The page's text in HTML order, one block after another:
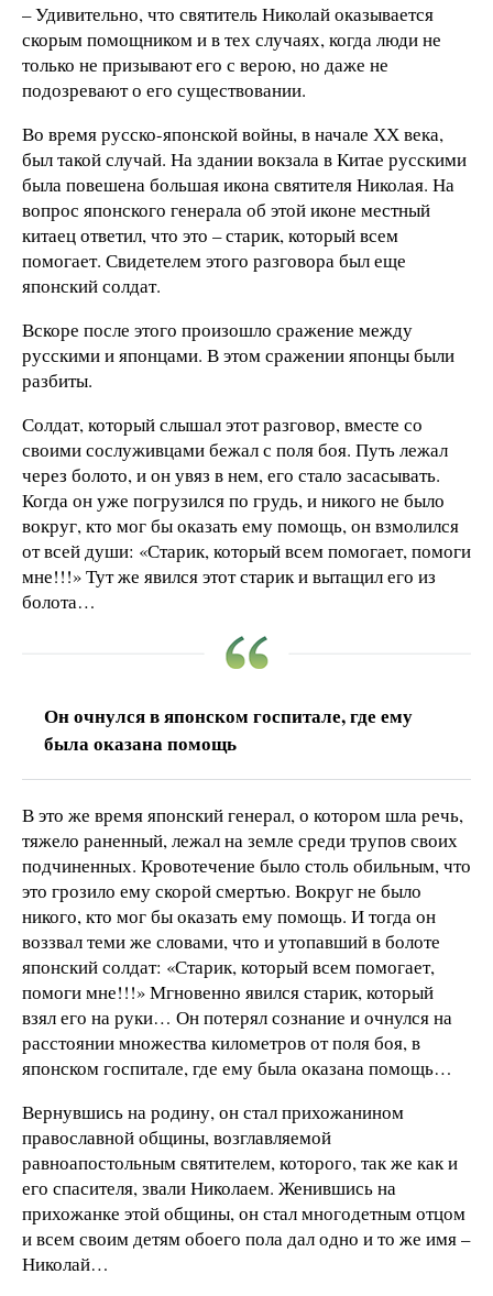
– Удивительно, что святитель Николай оказывается
скорым помощником и в тех случаях, когда люди не
только не призывают его с верою, но даже не
подозревают о его существовании.
Во время русско-японской войны, в начале ХХ века,
был такой случай. На здании вокзала в Китае русскими
была повешена большая икона святителя Николая. На
вопрос японского генерала об этой иконе местный
китаец ответил, что это – старик, который всем
помогает. Свидетелем этого разговора был еще
японский солдат.
Вскоре после этого произошло сражение между
русскими и японцами. В этом сражении японцы были
разбиты.
Солдат, который слышал этот разговор, вместе со
своими сослуживцами бежал с поля боя. Путь лежал
через болото, и он увяз в нем, его стало засасывать.
Когда он уже погрузился по грудь, и никого не было
вокруг, кто мог бы оказать ему помощь, он взмолился
от всей души: «Старик, который всем помогает, помоги
мне!!!» Тут же явился этот старик и вытащил его из
болота…
Он очнулся в японском госпитале, где ему
была оказана помощь
В это же время японский генерал, о котором шла речь,
тяжело раненный, лежал на земле среди трупов своих
подчиненных. Кровотечение было столь обильным, что
это грозило ему скорой смертью. Вокруг не было
никого, кто мог бы оказать ему помощь. И тогда он
воззвал теми же словами, что и утопавший в болоте
японский солдат: «Старик, который всем помогает,
помоги мне!!!» Мгновенно явился старик, который
взял его на руки… Он потерял сознание и очнулся на
расстоянии множества километров от поля боя, в
японском госпитале, где ему была оказана помощь…
Вернувшись на родину, он стал прихожанином
православной общины, возглавляемой
равноапостольным святителем, которого, так же как и
его спасителя, звали Николаем. Женившись на
прихожанке этой общины, он стал многодетным отцом
и всем своим детям обоего пола дал одно и то же имя –
Николай…